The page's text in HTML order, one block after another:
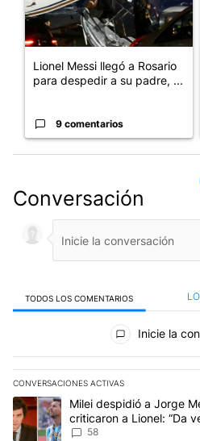
Lionel Messi llegó a Rosario
para despedir a su padre, ...
9 comentarios
Conversación
TODOS LOS COMENTARIOS
Todos los comentarios
Inicie la
CONVERSACIONES ACTIVAS
Este listado muestra los artículos
Un artículo de tendencia con el
Milei despidió a Jorge
criticaron a Lionel: “Da
anti-Messi”
58